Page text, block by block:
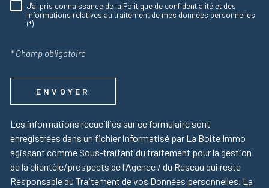
RÈGLEMENTATION
J'ai pris connaissance de la Politique de confidentialité et des
informations relatives au traitement de mes données personnelles
(*)
* Champ obligatoire
ENVOYER
Les informations recueillies sur ce formulaire sont
enregistrées dans un fichier informatisé par La Boite Immo
agissant comme Sous-traitant du traitement pour la gestion
de la clientèle/prospects de l'Agence / du Réseau qui reste
Responsable du Traitement de vos Données personnelles. La